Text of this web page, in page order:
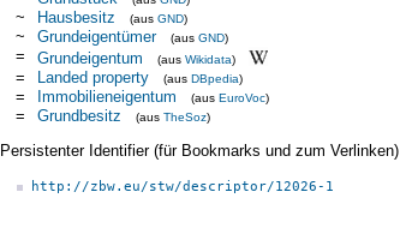
~ Hausbesitz (aus GND)
~ Grundeigentümer (aus GND)
= Grundeigentum (aus Wikidata)
= Landed property (aus DBpedia)
= Immobilieneigentum (aus EuroVoc)
= Grundbesitz (aus TheSoz)
Persistenter Identifier (für Bookmarks und zum Verlinken)
http://zbw.eu/stw/descriptor/12026-1